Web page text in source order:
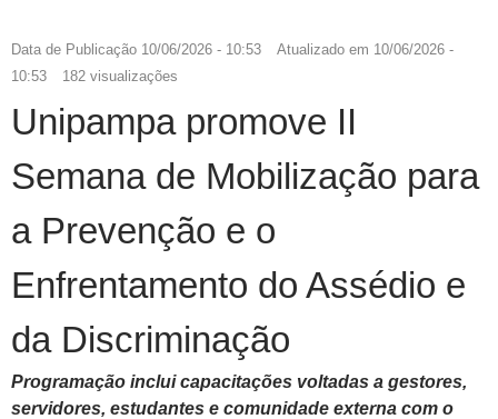
Data de Publicação 10/06/2026 - 10:53 Atualizado em 10/06/2026 -
10:53
182 visualizações
Unipampa promove II
Semana de Mobilização para
a Prevenção e o
Enfrentamento do Assédio e
da Discriminação
Programação inclui capacitações voltadas a gestores,
servidores, estudantes e comunidade externa com o